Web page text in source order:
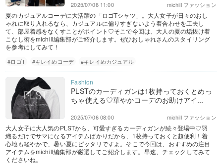
michill ファッション
2025/07/06 11:00
夏のカジュアルコーデに大活躍の「ロゴTシャツ」。大人女子が日々のおし
ゃれに取り入れるなら、カジュアルに偏りすぎないよう着合わせを工夫し
て、部屋着感をなくすことがポイント♡そこで今回は、大人の夏の垢抜け着
こなし術をmichill編集部がご紹介します。ぜひおしゃれさんのスタイリング
を参考にしてみて！
#ロゴT #キレイめコーデ #キレイめカジュアル
PLSTのカーディガンは1枚持っておくとめっ
ちゃ使える♡華やかコーデのお助けアイ...
michill ファッション
2025/07/06 08:00
大人女子に大人気のPLSTから、可愛すぎるカーディガンが続々登場中♡羽
織るだけでサマになるアイテムばかりだから、1枚持っておくと超便利！着
心地も軽やかで、暑い夏にピッタリですよ。そこで今回は、おすすめの注目
アイテムをmichill編集部が厳選してご紹介します。早速、チェックしてみて
くださいね。